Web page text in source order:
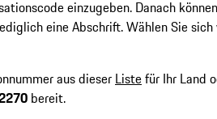
einzugeben. Danach
eine Abschrift. Wählen Sie
aus dieser Listefür Ihr Land
bereit.